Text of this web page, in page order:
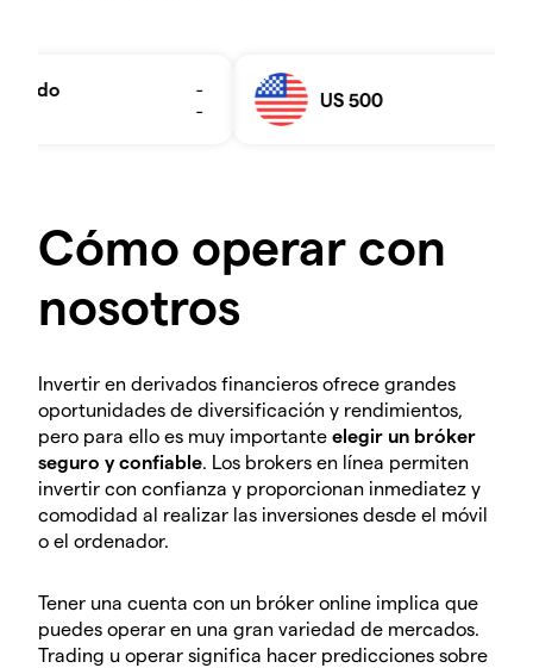
Cómo operar con
nosotros
Invertir en derivados financieros ofrece grandes
oportunidades de diversificación y rendimientos,
pero para ello es muy importante elegir un bróker
seguro y confiable. Los brokers en línea permiten
invertir con confianza y proporcionan inmediatez y
comodidad al realizar las inversiones desde el móvil
o el ordenador.
Tener una cuenta con un bróker online implica que
puedes operar en una gran variedad de mercados.
Trading u operar significa hacer predicciones sobre